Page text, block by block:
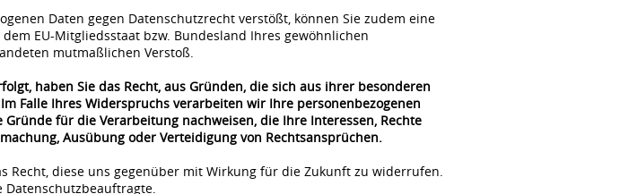
Daten gegen Datenschutzrecht verstößt, können Sie zudem eine
EU-Mitgliedsstaat bzw. Bundesland Ihres gewöhnlichen
mutmaßlichen Verstoß.
haben Sie das Recht, aus Gründen, die sich aus ihrer besonderen
Falle Ihres Widerspruchs verarbeiten wir Ihre personenbezogenen
für die Verarbeitung nachweisen, die Ihre Interessen, Rechte
Ausübung oder Verteidigung von Rechtsansprüchen.
diese uns gegenüber mit Wirkung für die Zukunft zu widerrufen.
Datenschutzbeauftragte.